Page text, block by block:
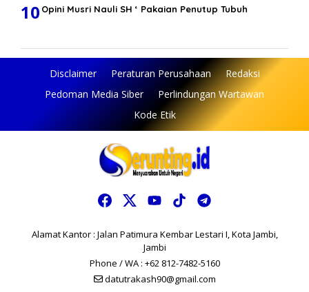
10 Opini Musri Nauli SH ‘ Pakaian Penutup Tubuh
Disclaimer Peraturan Perusahaan
Redaksi
Pedoman Media Siber
Perlindungan Wartawan
Kode Etik
Alamat Kantor : Jalan Patimura Kembar Lestari I, Kota Jambi,
Jambi
Phone / WA : +62 812-7482-5160
datutrakash90@gmail.com